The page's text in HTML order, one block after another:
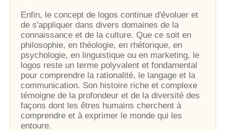
Enfin, le concept de logos continue d'évoluer et
de s'appliquer dans divers domaines de la
connaissance et de la culture. Que ce soit en
philosophie, en théologie, en rhétorique, en
psychologie, en linguistique ou en marketing, le
logos reste un terme polyvalent et fondamental
pour comprendre la rationalité, le langage et la
communication. Son histoire riche et complexe
témoigne de la profondeur et de la diversité des
façons dont les êtres humains cherchent à
comprendre et à exprimer le monde qui les
entoure.